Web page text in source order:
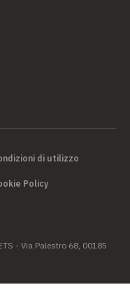
di utilizzo
Policy
- Via Palestro 68, 00185